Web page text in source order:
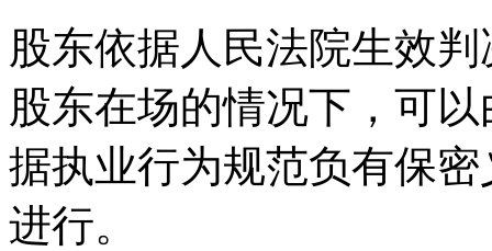
股东依据人民法院生效
股东在场的情况下，可
据执业行为规范负有保
进行。